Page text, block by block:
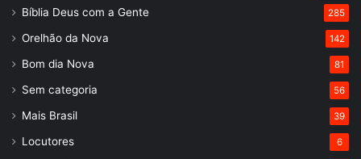
Bíblia Deus com a Gente 285
Orelhão da Nova 142
Bom dia Nova 81
Sem categoria 56
Mais Brasil 39
Locutores 6